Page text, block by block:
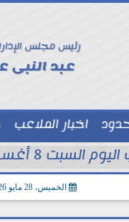
رئيس مجلس
عبد النبى
اخبار الملاعب
شو
2026 فى محلات الصاغة
الخميس، 28 مايو 2026